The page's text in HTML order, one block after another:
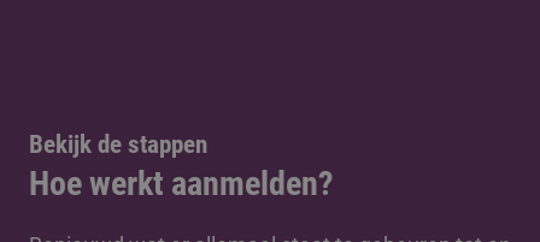
Bekijk de stappen
Hoe werkt aanmelden?